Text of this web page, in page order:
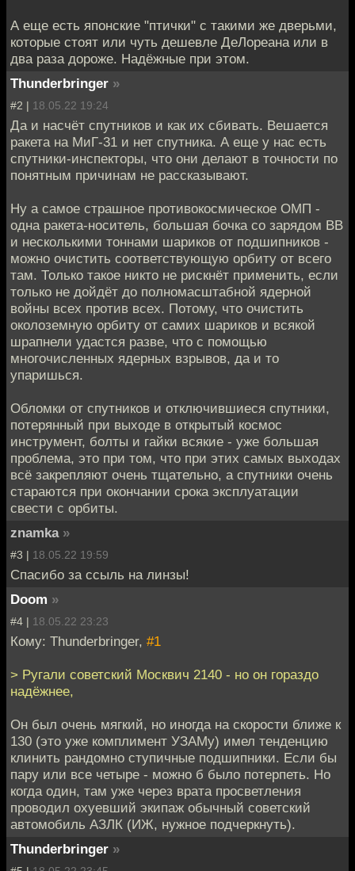
А еще есть японские "птички" с такими же дверьми,
которые стоят или чуть дешевле ДеЛореана или в
два раза дороже. Надёжные при этом.
Thunderbringer »
#2 | 18.05.22 19:24
Да и насчёт спутников и как их сбивать. Вешается
ракета на МиГ-31 и нет спутника. А еще у нас есть
спутники-инспекторы, что они делают в точности по
понятным причинам не рассказывают.
Ну а самое страшное противокосмическое ОМП -
одна ракета-носитель, большая бочка со зарядом ВВ
и несколькими тоннами шариков от подшипников -
можно очистить соответствующую орбиту от всего
там. Только такое никто не рискнёт применить, если
только не дойдёт до полномасштабной ядерной
войны всех против всех. Потому, что очистить
околоземную орбиту от самих шариков и всякой
шрапнели удастся разве, что с помощью
многочисленных ядерных взрывов, да и то
упаришься.
Обломки от спутников и отключившиеся спутники,
потерянный при выходе в открытый космос
инструмент, болты и гайки всякие - уже большая
проблема, это при том, что при этих самых выходах
всё закрепляют очень тщательно, а спутники очень
стараются при окончании срока эксплуатации
свести с орбиты.
znamka »
#3 | 18.05.22 19:59
Спасибо за ссыль на линзы!
Doom »
#4 | 18.05.22 23:23
Кому: Thunderbringer, #1
> Ругали советский Москвич 2140 - но он гораздо
надёжнее,
Он был очень мягкий, но иногда на скорости ближе к
130 (это уже комплимент УЗАМу) имел тенденцию
клинить рандомно ступичные подшипники. Если бы
пару или все четыре - можно б было потерпеть. Но
когда один, там уже через врата просветления
проводил охуевший экипаж обычный советский
автомобиль АЗЛК (ИЖ, нужное подчеркнуть).
Thunderbringer »